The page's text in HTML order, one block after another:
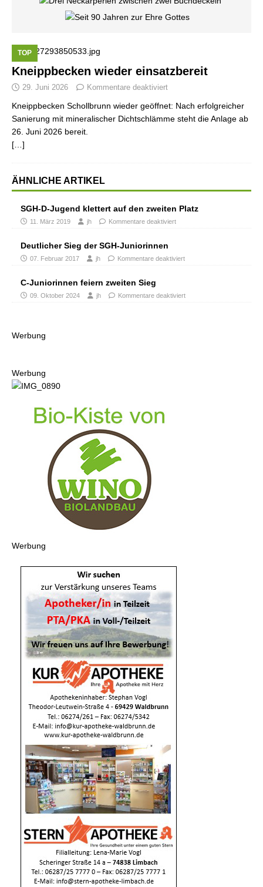
TOP
Kneippbecken wieder einsatzbereit
29. Juni 2026 Kommentare deaktiviert
Kneippbecken Schollbrunn wieder geöffnet: Nach erfolgreicher
Sanierung mit mineralischer Dichtschlämme steht die Anlage ab
26. Juni 2026 bereit.
[…]
ÄHNLICHE ARTIKEL
SGH-D-Jugend klettert auf den zweiten Platz
11. März 2019 jh Kommentare deaktiviert
Deutlicher Sieg der SGH-Juniorinnen
07. Februar 2017 jh Kommentare deaktiviert
C-Juniorinnen feiern zweiten Sieg
09. Oktober 2024 jh Kommentare deaktiviert
Werbung
Werbung
Werbung